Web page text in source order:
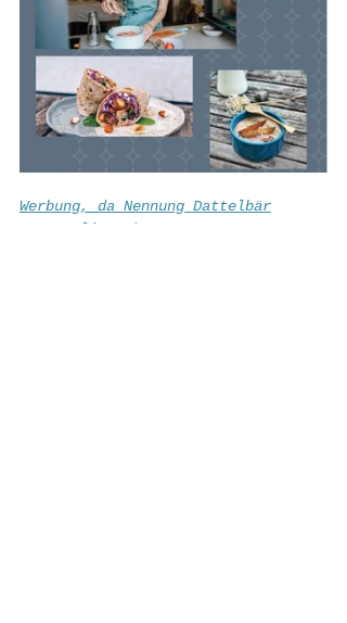
Werbung, da Nennung Dattelbär
& Kornelia Urkorn